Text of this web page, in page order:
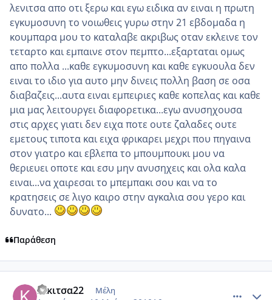
λενιτσα απο οτι ξερω και εγω ειδικα αν ειναι η πρωτη
εγκυμοσυνη το νοιωθεις γυρω στην 21 εβδομαδα η
κουμπαρα μου το καταλαβε ακριβως οταν εκλεινε τον
τεταρτο και εμπαινε στον πεμπτο...εξαρταται ομως
απο πολλα ...καθε εγκυμοσυνη και καθε εγκυουλα δεν
ειναι το ιδιο για αυτο μην δινεις πολλη βαση σε οσα
διαβαζεις...αυτα ειναι εμπειριες καθε κοπελας και καθε
μια μας λειτουργει διαφορετικα...εγω ανυσηχουσα
στις αρχες γιατι δεν ειχα ποτε ουτε ζαλαδες ουτε
εμετους τιποτα και ειχα φρικαρει μεχρι που πηγαινα
στον γιατρο και εβλεπα το μπουμπουκι μου να
θεριευει οποτε και εσυ μην ανυσηχεις και ολα καλα
ειναι...να χαιρεσαι το μπεμπακι σου και να το
κρατησεις σε λιγο καιρο στην αγκαλια σου γερο και
δυνατο...
Παράθεση
Κικιτσα22 Μέλη